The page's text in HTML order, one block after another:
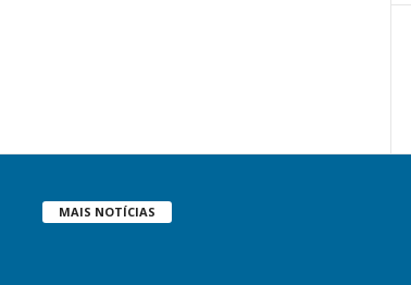
MAIS NOTÍCIAS